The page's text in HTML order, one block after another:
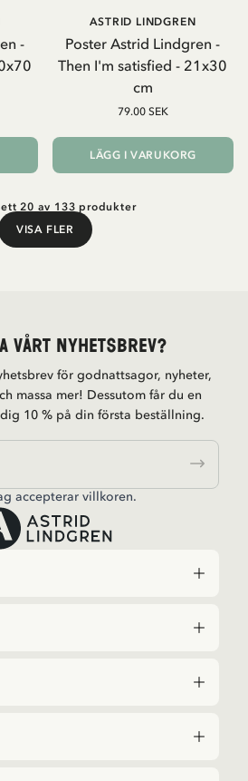
-
Poster Astrid Lindgren -
Then I'm satisfied - 21x30
cm
ASTRID LINDGREN
79.00 SEK
LÄGG I VARUKORG
20 av 133 produkter
VISA FLER
Visa fler
vårt nyhetsbrev?
för godnattsagor, nyheter,
massa mer! Dessutom får du en
10 % på din första beställning.
accepterar villkoren.